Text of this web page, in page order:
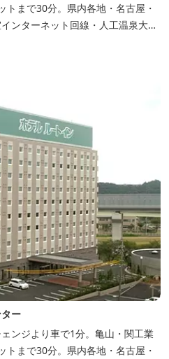
トまで30分。県内各地・名古屋・
ンターネット回線・人工温泉大浴
ー
ンジより車で1分。亀山・関工業
トまで30分。県内各地・名古屋・